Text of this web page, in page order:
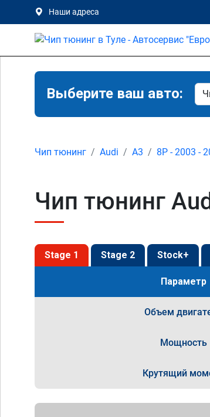
Наши адреса
Выберите ваш авто:
Чип тюнинг Audi A3 8P - 2003 -
Чип тюнинг
Stage 1 Stage 2 Stock+
Параметр
Объем
Мощность
Крутящий